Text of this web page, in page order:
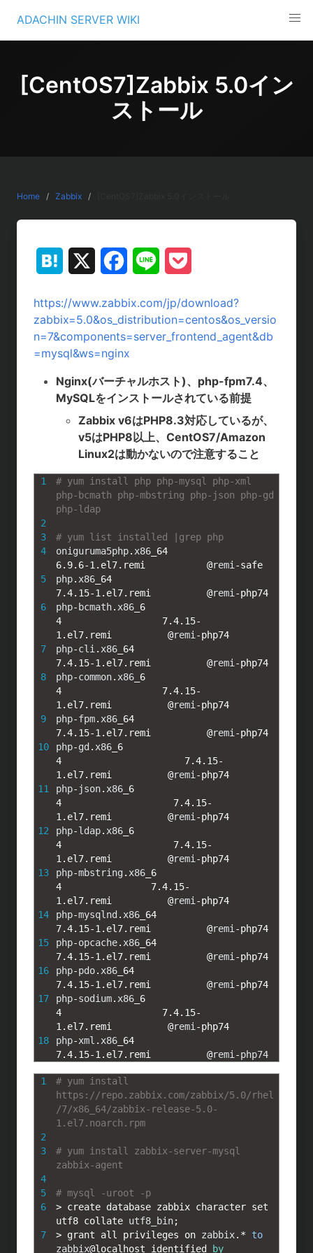
content
ADACHIN SERVER WIKI
[CentOS7]Zabbix 5.0イン
ストール
Home Zabbix
t
e
a
c
e
o
o
k
n
e
c
k
t
https://www.zabbix.com/jp/download?
zabbix=5.0&os_distribution=centos&os_versio
n=7&components=server_frontend_agent&db
=mysql&ws=nginx
Nginx(バーチャルホスト)、php-fpm7.4、
MySQLをインストールされている前提
Zabbix v6はPHP8.3対応しているが、
v5はPHP8以上、CentOS7/Amazon
Linux2は動かないので注意すること
1
2
3
4
5
6
7
8
9
10
11
12
13
14
15
16
17
18
# yum install php php-mysql php-xml
php-bcmath php-mbstring php-json php-gd
php-ldap
# yum list installed |grep php
oniguruma5php. x86 64
6.9.6-1.el7.remi @remi -safe
php. x86 64
7.4.15-1.el7.remi @remi -php74
php- bcmath. x86 6
4
7.4.15-
1.el7.remi
@remi -php74
php-cli . x86 64
7.4.15-1.el7.remi @remi -php74
php-common. x86 6
4
7.4.15-
1.el7.remi
@remi -php74
php-fpm. x86 64
7.4.15-1.el7.remi @remi -php74
php-gd . x86 6
4
7.4.15-
1.el7.remi
@remi -php74
php- json. x86 6
4
7.4.15-
1.el7.remi
@remi -php74
php-ldap. x86 6
4
7.4.15-
1.el7.remi
@remi -php74
php-mbstring . x86 6
4
7.4.15-
1.el7.remi
@remi -php74
php-mysqlnd . x86 64
7.4.15-1.el7.remi @remi -php74
php-opcache. x86 64
7.4.15-1.el7.remi @remi -php74
php-pdo. x86 64
7.4.15-1.el7.remi @remi -php74
php-sodium. x86 6
4
7.4.15-
1.el7.remi
@remi -php74
php-xml . x86 64
7.4.15-1.el7.remi @remi -php74
1
2
3
4
5
6
7
# yum install
https://repo.zabbix.com/zabbix/5.0/rhel
/7/x86_64/zabbix-release-5.0-
1.el7.noarch.rpm
# yum install zabbix-server-mysql
zabbix-agent
# mysql -uroot -p
> create database zabbix character
utf8 collate utf8_bin;
> grant all privileges on zabbix. *
to
zabbix@localhost identified by